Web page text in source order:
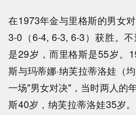
在1973年金与里格斯的男女
3-0（6-4, 6-3, 6-3）获胜。
是29岁，而里格斯是55岁。
斯与玛蒂娜·纳芙拉蒂洛娃（
一场"男女对决"，当时两人的
斯40岁，纳芙拉蒂洛娃35岁